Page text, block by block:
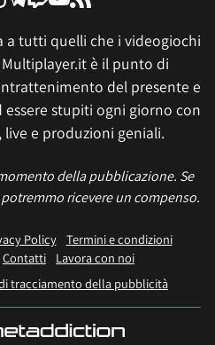
a tutti quelli che i videogiochi
è il punto di
del presente e
stupiti ogni giorno con
e produzioni geniali.
della pubblicazione. Se
ricevere un compenso.
Policy
Termini e condizioni
Contatti
Lavora con noi
tracciamento della pubblicità